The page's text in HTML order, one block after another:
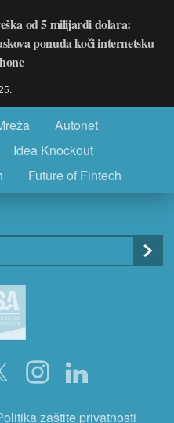
od 5 milijardi dolara:
ponuda koči internetsku
Autonet
Idea Knockout
Future of Fintech
zaštite privatnosti